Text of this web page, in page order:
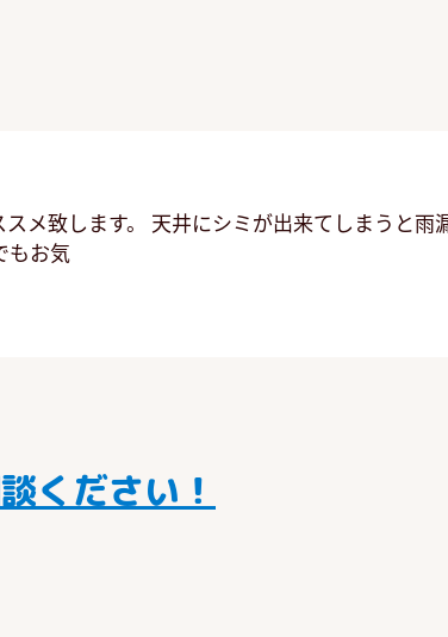
メ致します。 天井にシミが出来てしまうと雨
もお気
ください！